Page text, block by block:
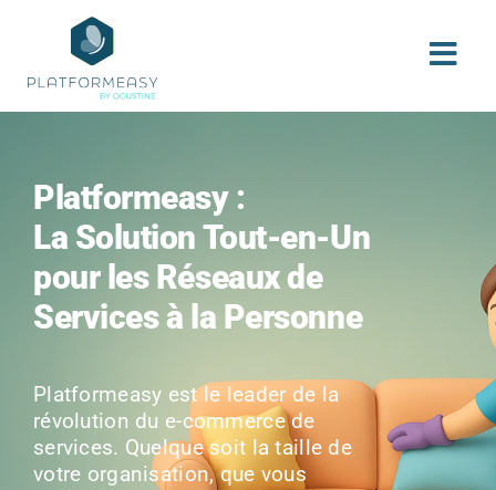
content
Platformeasy :
La Solution Tout-en-Un
pour les Réseaux de
Services à la Personne
Platformeasy est le leader de la
révolution du e-commerce de
services. Quelque soit la taille de
votre organisation, que vous